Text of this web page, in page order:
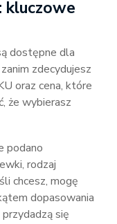
kluczowe
dostępne dla
zdecydujesz
oraz cena, które
że wybierasz
podano
rodzaj
chcesz, mogę
dopasowania
się